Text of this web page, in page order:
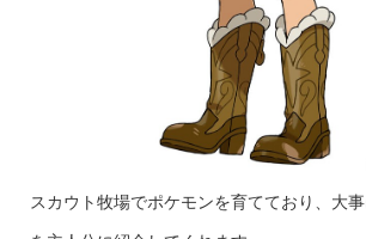
スカウト牧場でポケモンを育てており、大